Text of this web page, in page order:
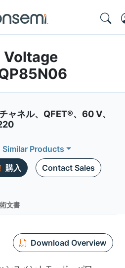
ャネル、QFET®、60 V、
Similar Products
購入 Contact Sales
文書
Download Overview